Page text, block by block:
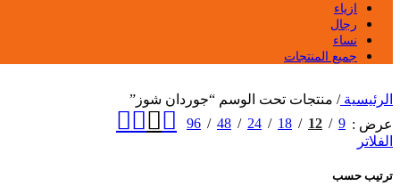
ازياء
رجال
نساء
جميع المنتجات
الرئيسية/ منتجات تحت الوسم “جوردان شوز”
عرض
9
12
18
24
48
96
الفلاتر
ترتيب حسب